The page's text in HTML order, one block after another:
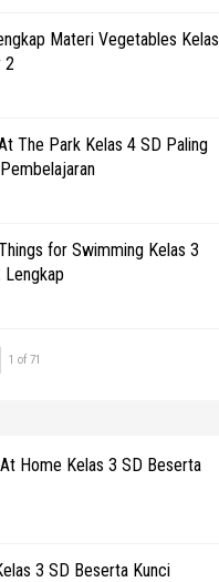
Materi Vegetables Kelas
2
The Park Kelas 4 SD Paling
for Swimming Kelas 3
1 of 71
Home Kelas 3 SD Beserta
3 SD Beserta Kunci